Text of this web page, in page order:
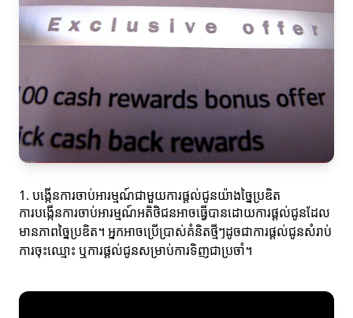
1. បង្កើនការចាប់អារម្មណ៍ជាមួយការផ្តល់ជូនយ៉ាងច្នៃប្រឌិត
ការបង្កើនការចាប់អារម្មណ៍អតិថិជនអាចធ្វើបានដោយការផ្តល់ជូនដែល
មានភាពច្នៃប្រឌិត។ អ្នកអាចប្រើប្រាស់គំនិតថ្មីៗដូចជាការផ្តល់ជូនសំរាប់
ការចុះឈ្មោះ ឬការផ្តល់ជូនសម្រាប់ការទិញជាប្រចាំ។